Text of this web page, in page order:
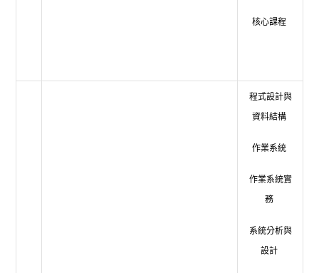
核心課程
程式設計與
資料結構
作業系統
作業系統實
務
系統分析與
設計